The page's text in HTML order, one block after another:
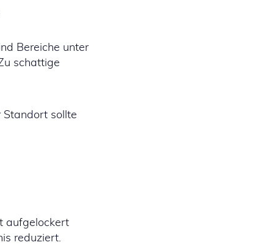
Bereiche unter
schattige
Standort sollte
aufgelockert
reduziert.